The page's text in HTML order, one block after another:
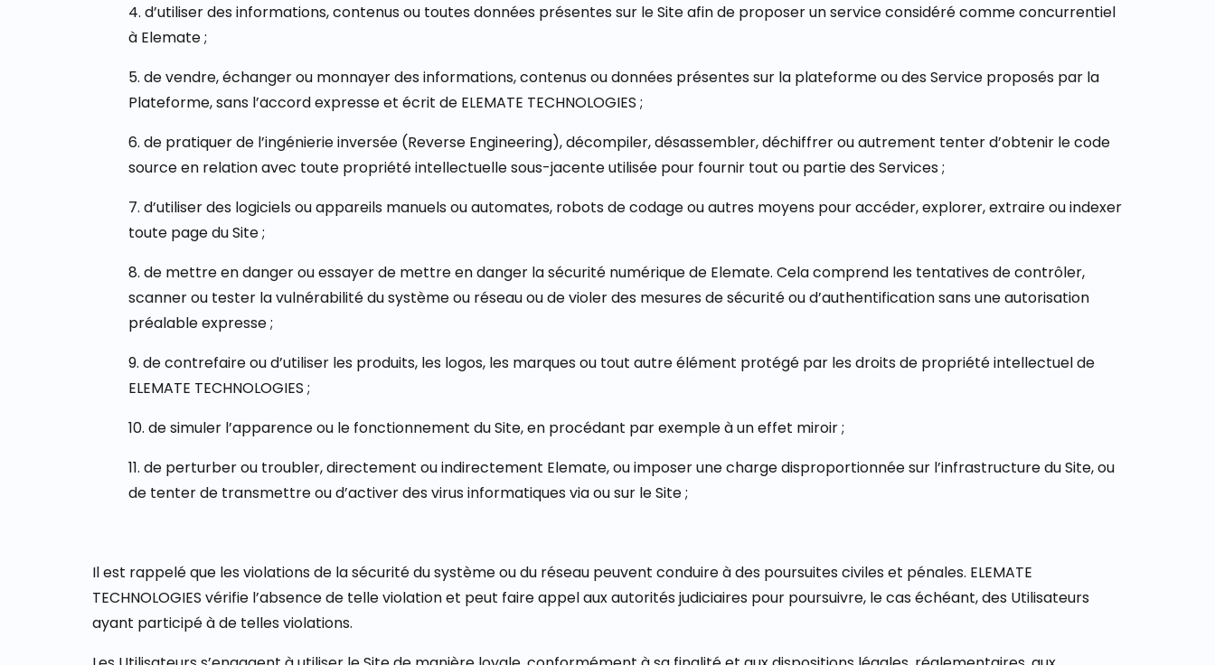
4. d’utiliser des informations, contenus ou toutes données présentes sur le Site afin de proposer un service considéré comme concurrentiel
à Elemate ;
5. de vendre, échanger ou monnayer des informations, contenus ou données présentes sur la plateforme ou des Service proposés par la
Plateforme, sans l’accord expresse et écrit de ELEMATE TECHNOLOGIES ;
6. de pratiquer de l’ingénierie inversée (Reverse Engineering), décompiler, désassembler, déchiffrer ou autrement tenter d’obtenir le code
source en relation avec toute propriété intellectuelle sous-jacente utilisée pour fournir tout ou partie des Services ;
7. d’utiliser des logiciels ou appareils manuels ou automates, robots de codage ou autres moyens pour accéder, explorer, extraire ou indexer
toute page du Site ;
8. de mettre en danger ou essayer de mettre en danger la sécurité numérique de Elemate. Cela comprend les tentatives de contrôler,
scanner ou tester la vulnérabilité du système ou réseau ou de violer des mesures de sécurité ou d’authentification sans une autorisation
préalable expresse ;
9. de contrefaire ou d’utiliser les produits, les logos, les marques ou tout autre élément protégé par les droits de propriété intellectuel de
ELEMATE TECHNOLOGIES ;
10. de simuler l’apparence ou le fonctionnement du Site, en procédant par exemple à un effet miroir ;
11. de perturber ou troubler, directement ou indirectement Elemate, ou imposer une charge disproportionnée sur l’infrastructure du Site, ou
de tenter de transmettre ou d’activer des virus informatiques via ou sur le Site ;
Il est rappelé que les violations de la sécurité du système ou du réseau peuvent conduire à des poursuites civiles et pénales. ELEMATE
TECHNOLOGIES vérifie l’absence de telle violation et peut faire appel aux autorités judiciaires pour poursuivre, le cas échéant, des Utilisateurs
ayant participé à de telles violations.